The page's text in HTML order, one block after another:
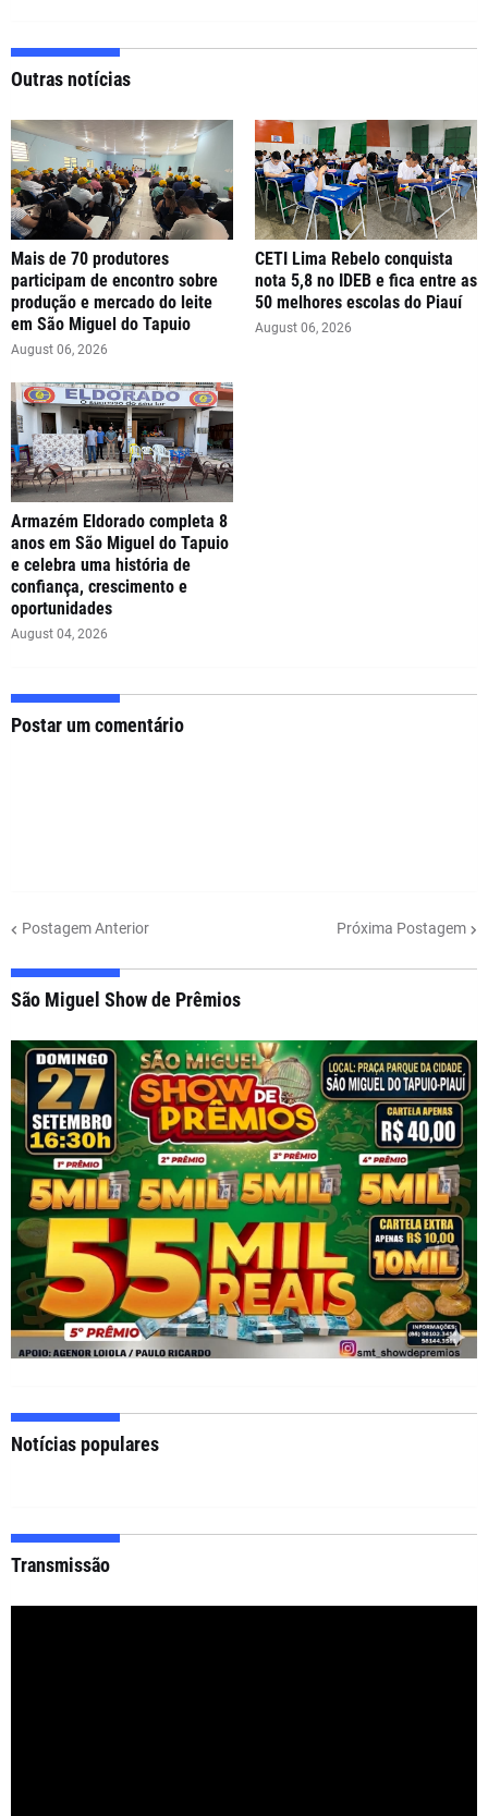
Outras notícias
Mais de 70 produtores
participam de encontro sobre
produção e mercado do leite
em São Miguel do Tapuio
August 06, 2026
CETI Lima Rebelo conquista
nota 5,8 no IDEB e fica entre as
50 melhores escolas do Piauí
August 06, 2026
Armazém Eldorado completa 8
anos em São Miguel do Tapuio
e celebra uma história de
confiança, crescimento e
oportunidades
August 04, 2026
Postar um comentário
Postagem Anterior Próxima Postagem
São Miguel Show de Prêmios
Notícias populares
Transmissão